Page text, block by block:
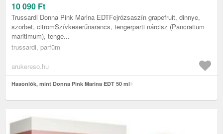
10 090 Ft
Trussardi Donna Pink Marina EDTFejrózsaszín grapefruit, dinnye,
szorbet, citromSzívkeserűnarancs, tengerparti nárcisz (Pancratium
maritimum), tenge...
trussardi, parfüm
arukereso.hu
Hasonlók, mint Donna Pink Marina EDT 50 ml